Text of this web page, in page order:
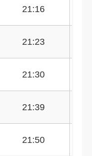
21:16
21:23
21:30
21:39
21:50